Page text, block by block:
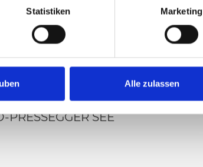
Statistiken Marketing
Alle zulassen
16°
SEE